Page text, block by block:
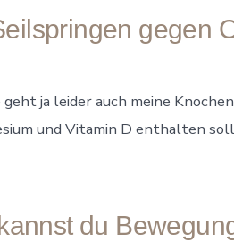
gegen
ja leider auch meine
und Vitamin D enthalten
du